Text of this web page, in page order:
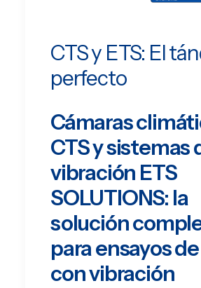
CTS y ETS: El
perfecto
Cámaras
CTS y sistemas
vibración ETS
SOLUTIONS: la
solución
para ensayos
con vibración